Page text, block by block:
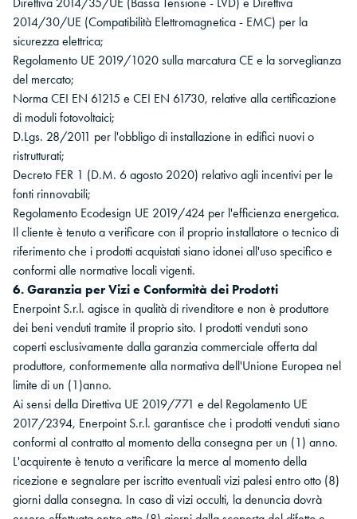
2014/30/UE (Compatibilità Elettromagnetica - EMC) per la
sicurezza elettrica;
Regolamento UE 2019/1020 sulla marcatura CE e la sorveglianza
del mercato;
Norma CEI EN 61215 e CEI EN 61730, relative alla certificazione
di moduli fotovoltaici;
D.Lgs. 28/2011 per l'obbligo di installazione in edifici nuovi o
ristrutturati;
Decreto FER 1 (D.M. 6 agosto 2020) relativo agli incentivi per le
fonti rinnovabili;
Regolamento Ecodesign UE 2019/424 per l'efficienza energetica.
Il cliente è tenuto a verificare con il proprio installatore o tecnico di
riferimento che i prodotti acquistati siano idonei all'uso specifico e
conformi alle normative locali vigenti.
6. Garanzia per Vizi e Conformità dei Prodotti
Enerpoint S.r.l. agisce in qualità di rivenditore e non è produttore
dei beni venduti tramite il proprio sito. I prodotti venduti sono
coperti esclusivamente dalla garanzia commerciale offerta dal
produttore, conformemente alla normativa dell'Unione Europea nel
limite di un (1)anno.
Ai sensi della Direttiva UE 2019/771 e del Regolamento UE
2017/2394, Enerpoint S.r.l. garantisce che i prodotti venduti siano
conformi al contratto al momento della consegna per un (1) anno.
L'acquirente è tenuto a verificare la merce al momento della
ricezione e segnalare per iscritto eventuali vizi palesi entro otto (8)
giorni dalla consegna. In caso di vizi occulti, la denuncia dovrà